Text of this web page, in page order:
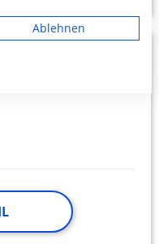
Messung der
durch Statistiken
Quellen. Entwicklung
reduzierter Daten zur
Ablehnen